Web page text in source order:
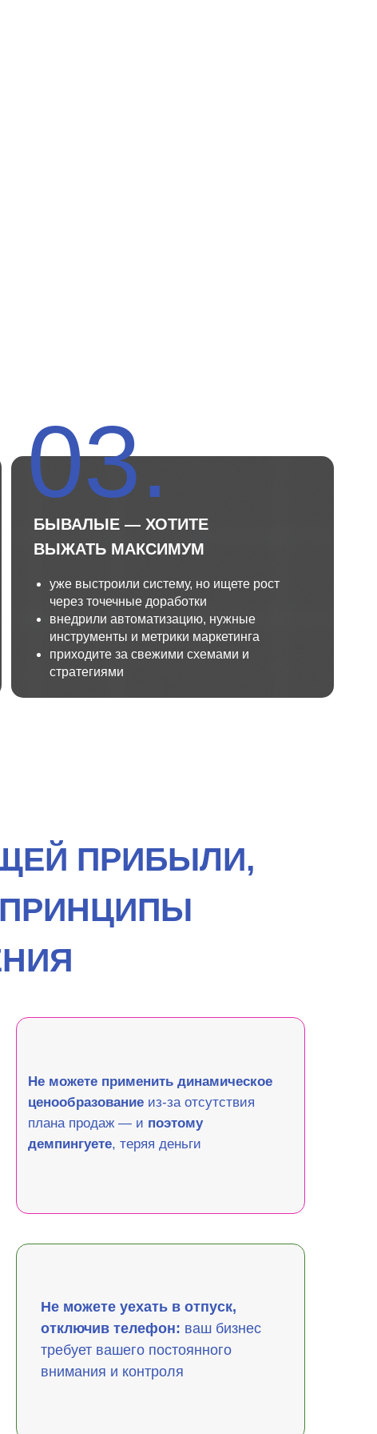
03.
БЫВАЛЫЕ — ХОТИТЕ
ВЫЖАТЬ МАКСИМУМ
уже выстроили систему, но ищете рост
через точечные доработки
внедрили автоматизацию, нужные
инструменты и метрики маркетинга
приходите за свежими схемами и
стратегиями
ПРИБЫЛИ,
Не можете применить динамическое
ценообразование из-за отсутствия
плана продаж — и поэтому
демпингуете, теряя деньги
Не можете уехать в отпуск,
отключив телефон: ваш бизнес
требует вашего постоянного
внимания и контроля